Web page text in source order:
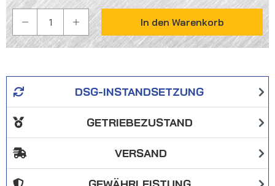
PRODUKT ANZAHL: GIB DEN GEWÜNSCHTEN
In den Warenkorb
DSG-INSTANDSETZUNG
GETRIEBEZUSTAND
VERSAND